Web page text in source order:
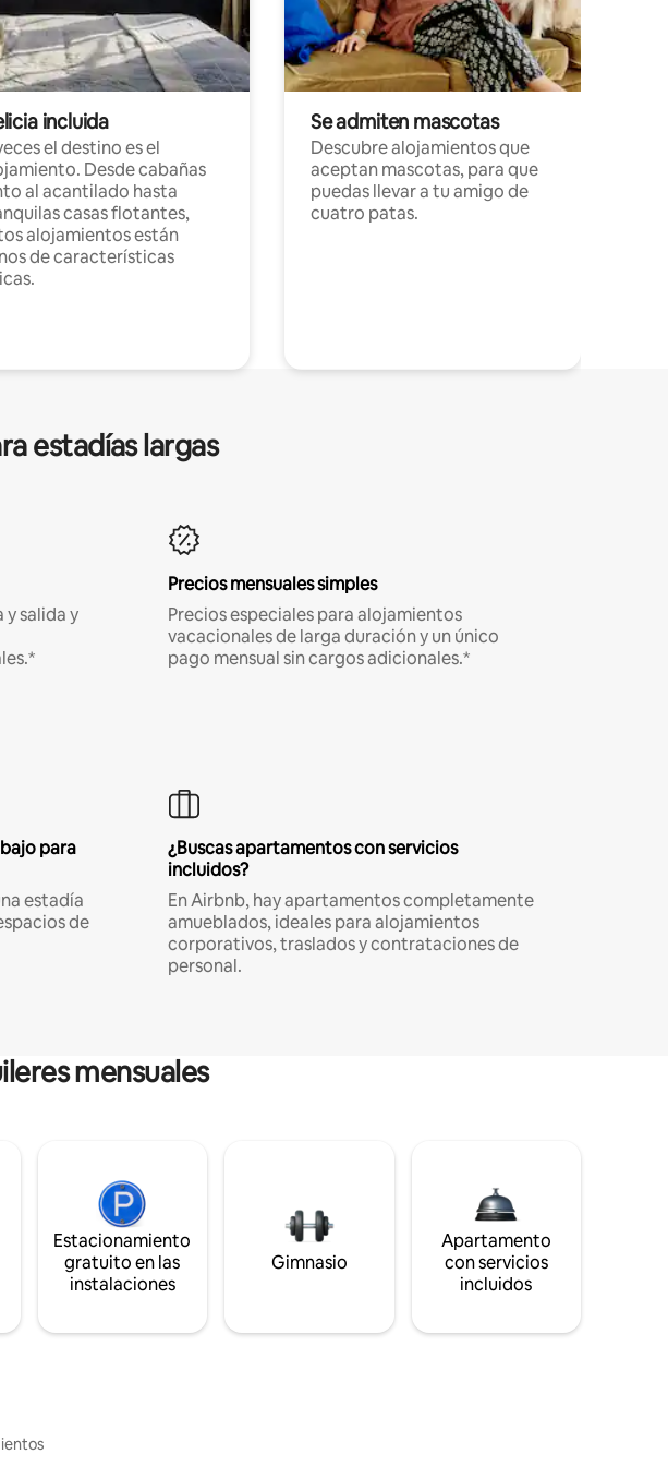
incluida
el destino es el
Desde cabañas
al acantilado hasta
casas flotantes,
alojamientos están
de características
Se admiten mascotas
Descubre alojamientos que
aceptan mascotas, para que
puedas llevar a tu amigo de
cuatro patas.
estadías largas
y salida y
Precios mensuales simples
Precios especiales para alojamientos
vacacionales de larga duración y un único
pago mensual sin cargos adicionales.*
para
estadía
de
¿Buscas apartamentos con servicios
incluidos?
En Airbnb, hay apartamentos completamente
amueblados, ideales para alojamientos
corporativos, traslados y contrataciones de
personal.
mensuales
Estacionamiento
gratuito en las
instalaciones
Gimnasio
Apartamento
con servicios
incluidos